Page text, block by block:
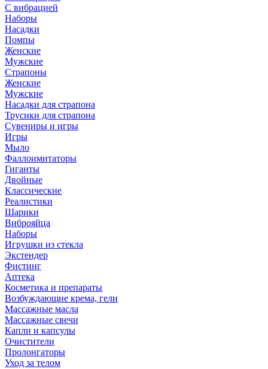
С вибрацией
Наборы
Насадки
Помпы
Женские
Мужские
Страпоны
Женские
Мужские
Насадки для страпона
Трусики для страпона
Сувениры и игры
Игры
Мыло
Фаллоимитаторы
Гиганты
Двойные
Классические
Реалистики
Шарики
Виброяйца
Наборы
Игрушки из стекла
Экстендер
Фистинг
Аптека
Косметика и препараты
Возбуждающие крема, гели
Массажные масла
Массажные свечи
Капли и капсулы
Очистители
Пролонгаторы
Уход за телом